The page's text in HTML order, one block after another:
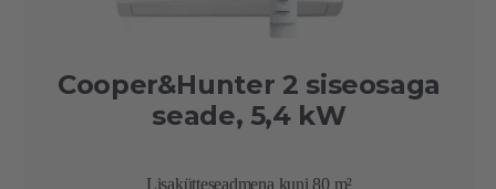
Cooper&Hunter 2 siseosaga
seade, 5,4 kW
Lisakütteseadmena kuni 80 m²